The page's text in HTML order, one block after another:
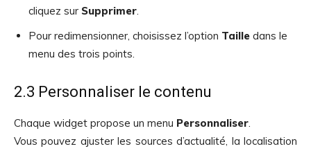
cliquez sur Supprimer
Pour redimensionner, choisissez l’option Taille dans le
menu des trois points.
2.3 Personnaliser le contenu
Chaque widget propose un menu Personnaliser
Vous pouvez ajuster les sources d’actualité, la localisation